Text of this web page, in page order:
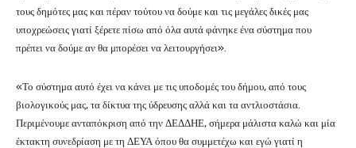
τους δημότες μας και πέραν τούτου να δούμε και τις μεγάλες δικές μας
υποχρεώσεις γιατί ξέρετε πίσω από όλα αυτά φάνηκε ένα σύστημα που
πρέπει να δούμε αν θα μπορέσει να λειτουργήσει».
«Το σύστημα αυτό έχει να κάνει με τις υποδομές του δήμου, από τους
βιολογικούς μας, τα δίκτυα της ύδρευσης αλλά και τα αντλιοστάσια.
Περιμένουμε ανταπόκριση από την ΔΕΔΔΗΕ, σήμερα μάλιστα καλώ και μία
έκτακτη συνεδρίαση με τη ΔΕΥΑ όπου θα συμμετέχω και εγώ γιατί η